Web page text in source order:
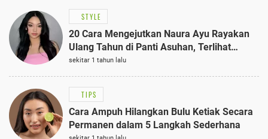
STYLE
20 Cara Mengejutkan Naura Ayu Rayakan
Ulang Tahun di Panti Asuhan, Terlihat
Anggun dengan Kaftan Cokelat
sekitar 1 tahun lalu
TIPS
Cara Ampuh Hilangkan Bulu Ketiak Secara
Permanen dalam 5 Langkah Sederhana